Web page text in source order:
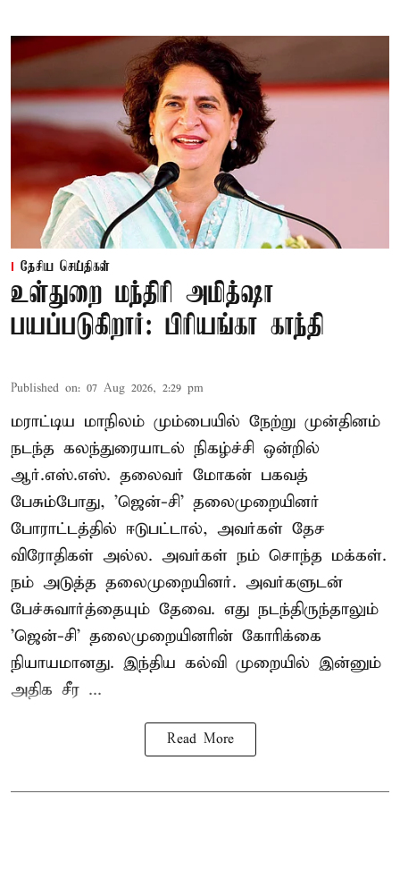
தேசிய செய்திகள்
உள்துறை மந்திரி அமித்ஷா
பயப்படுகிறார்: பிரியங்கா காந்தி
Published on: 07 Aug 2026, 2:29 pm
மராட்டிய மாநிலம் மும்பையில் நேற்று முன்தினம்
நடந்த கலந்துரையாடல் நிகழ்ச்சி ஒன்றில்
ஆர்.எஸ்.எஸ். தலைவர் மோகன் பகவத்
பேசும்போது, 'ஜென்-சி' தலைமுறையினர்
போராட்டத்தில் ஈடுபட்டால், அவர்கள் தேச
விரோதிகள் அல்ல. அவர்கள் நம் சொந்த மக்கள்.
நம் அடுத்த தலைமுறையினர். அவர்களுடன்
பேச்சுவார்த்தையும் தேவை. எது நடந்திருந்தாலும்
'ஜென்-சி' தலைமுறையினரின் கோரிக்கை
நியாயமானது. இந்திய கல்வி முறையில் இன்னும்
அதிக சீர ...
Read More